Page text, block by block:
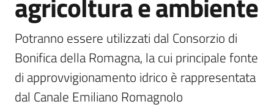
Potranno essere utilizzati dal Consorzio di
Bonifica della Romagna, la cui principale fonte
di approvvigionamento idrico è rappresentata
dal Canale Emiliano Romagnolo